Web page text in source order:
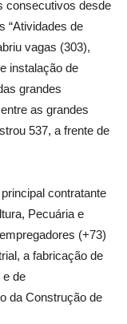
consecutivos desde
“Atividades de
vagas (303),
instalação de
grandes
as grandes
537, a frente de
contratante
Pecuária e
(+73)
a fabricação de
e de
da Construção de